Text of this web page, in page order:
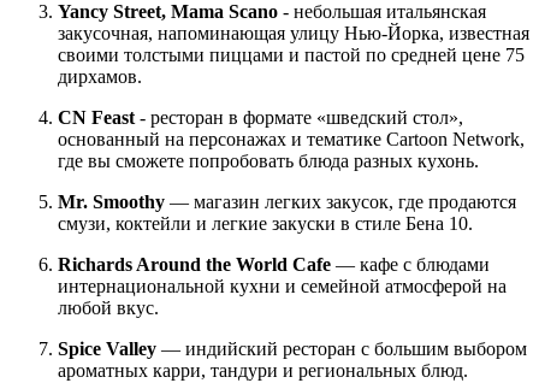
Yancy Street, Mama Scano - небольшая итальянская
закусочная, напоминающая улицу Нью-Йорка, известная
своими толстыми пиццами и пастой по средней цене 75
дирхамов.
CN Feast - ресторан в формате «шведский стол»,
основанный на персонажах и тематике Cartoon Network,
где вы сможете попробовать блюда разных кухонь.
Mr. Smoothy — магазин легких закусок, где продаются
смузи, коктейли и легкие закуски в стиле Бена 10.
Richards Around the World Cafe — кафе с блюдами
интернациональной кухни и семейной атмосферой на
любой вкус.
Spice Valley — индийский ресторан с большим выбором
ароматных карри, тандури и региональных блюд.